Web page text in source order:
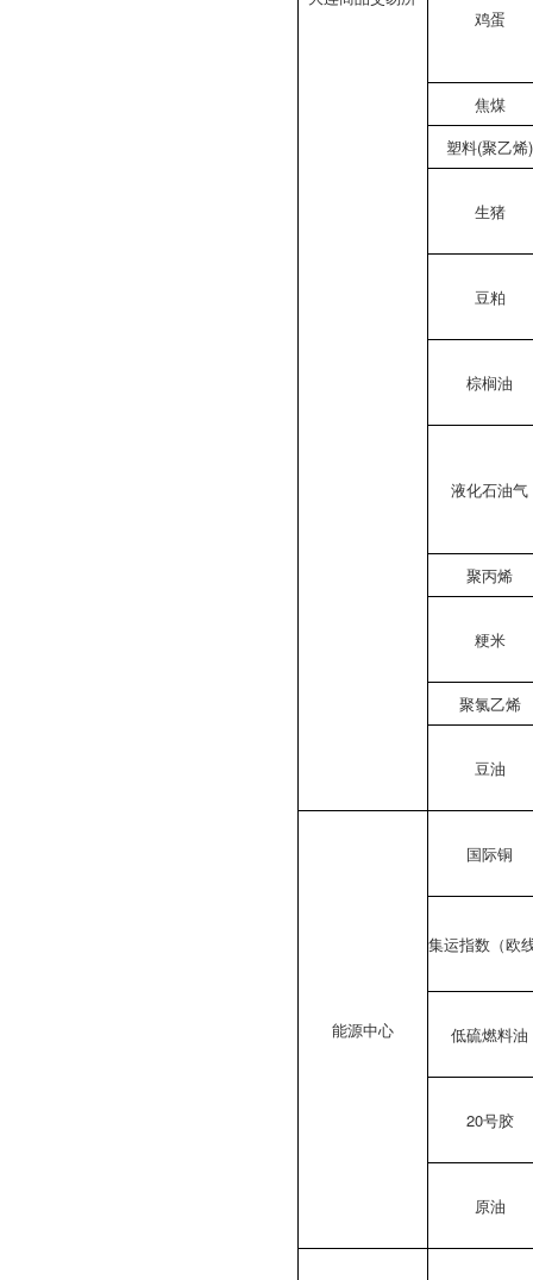
鸡蛋
焦煤
塑料(聚乙烯)
生猪
豆粕
棕榈油
液化石油气
聚丙烯
粳米
聚氯乙烯
豆油
能源中心
国际铜
集运指数（欧
低硫燃料油
20号胶
原油